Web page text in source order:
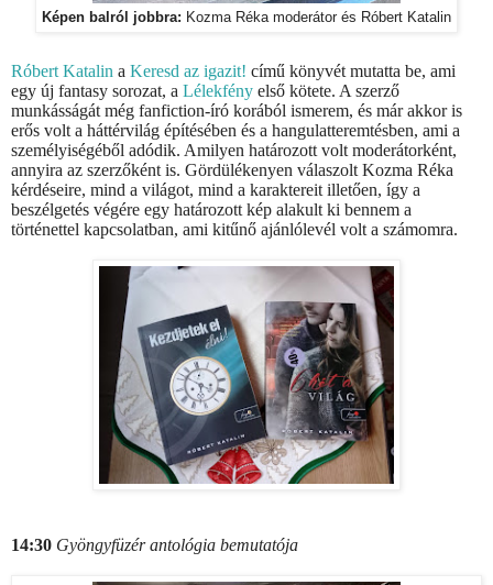
Képen balról jobbra: Kozma Réka moderátor és Róbert Katalin
Róbert Katalin a Keresd az igazit! című könyvét mutatta be, ami
egy új fantasy sorozat, a Lélekfény első kötete. A szerző
munkásságát még fanfiction-író korából ismerem, és már akkor is
erős volt a háttérvilág építésében és a hangulatteremtésben, ami a
személyiségéből adódik. Amilyen határozott volt moderátorként,
annyira az szerzőként is. Gördülékenyen válaszolt Kozma Réka
kérdéseire, mind a világot, mind a karaktereit illetően, így a
beszélgetés végére egy határozott kép alakult ki bennem a
történettel kapcsolatban, ami kitűnő ajánlólevél volt a számomra.
14:30 Gyöngyfüzér antológia bemutatója